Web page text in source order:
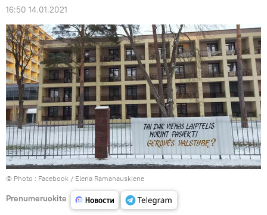
16:50 14.01.2021
© Photo : Facebook / Elena Ramanauskiene
Prenumeruokite